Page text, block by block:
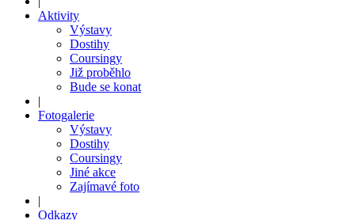
Aktivity
Výstavy
Dostihy
Coursingy
Již proběhlo
Bude se konat
|
Fotogalerie
Výstavy
Dostihy
Coursingy
Jiné akce
Zajímavé foto
|
Odkazy